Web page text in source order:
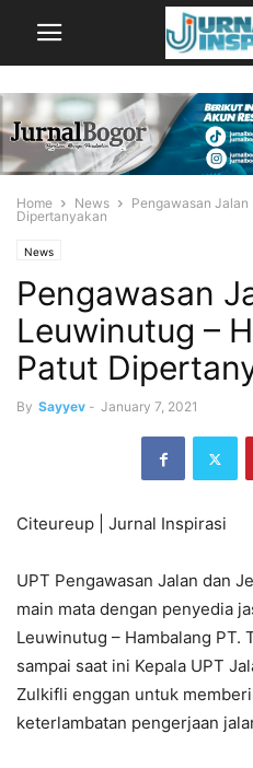
Home News
Pengawasan
Dipertanyakan
News
Pengawasan
Leuwinutug –
Patut
By Sayyev - January 7, 2021
Citeureup | Jurnal Inspirasi
UPT Pengawasan Jalan dan
main mata dengan penyedia
Leuwinutug – Hambalang PT.
sampai saat ini Kepala UPT
Zulkifli enggan untuk
keterlambatan pengerjaan